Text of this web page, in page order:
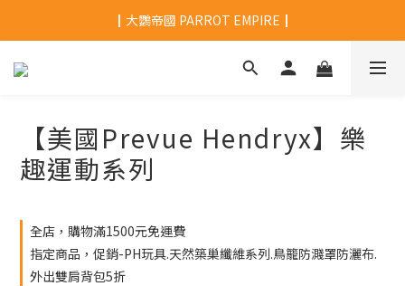
┃大鸚帝國 PARROT EMPIRE┃
【美國Prevue Hendryx】樂
趣運動系列
全店，購物滿1500元免運費
指定商品，促銷-PH玩具.天然築巢纖維系列.鳥籠防濺罩防灑布.
外出雙肩背包5折